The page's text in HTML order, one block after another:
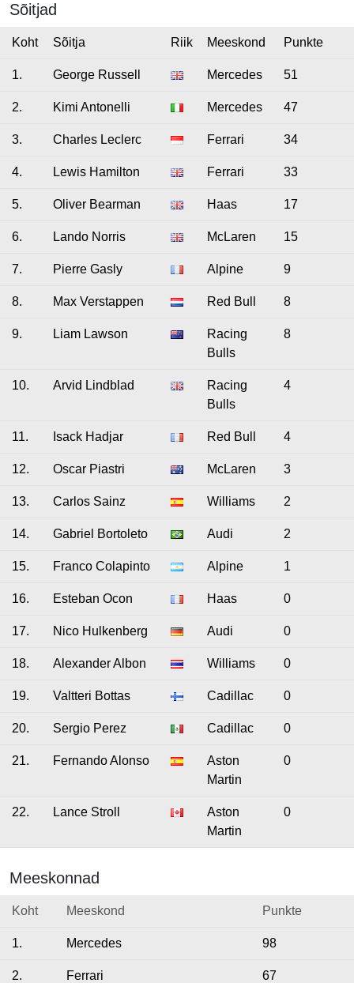
Sõitjad
Koht Sõitja Riik Meeskond Punkte
1. George Russell Mercedes 51
2. Kimi Antonelli Mercedes 47
3. Charles Leclerc Ferrari 34
4. Lewis Hamilton Ferrari 33
5. Oliver Bearman Haas 17
6. Lando Norris McLaren 15
7. Pierre Gasly Alpine 9
8. Max Verstappen Red Bull 8
9. Liam Lawson
Racing
Bulls
8
10. Arvid Lindblad
Racing
Bulls
4
11. Isack Hadjar Red Bull 4
12. Oscar Piastri McLaren 3
13. Carlos Sainz Williams 2
14. Gabriel Bortoleto Audi 2
15. Franco Colapinto Alpine 1
16. Esteban Ocon Haas 0
17. Nico Hulkenberg Audi 0
18. Alexander Albon Williams 0
19. Valtteri Bottas Cadillac 0
20. Sergio Perez Cadillac 0
21. Fernando Alonso
Aston
Martin
0
22. Lance Stroll
Aston
Martin
0
Meeskonnad
Koht Meeskond Punkte
1. Mercedes 98
2. Ferrari 67